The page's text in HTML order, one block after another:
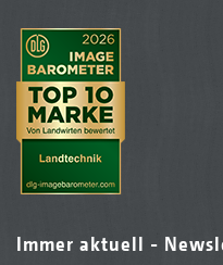
Immer aktuell -